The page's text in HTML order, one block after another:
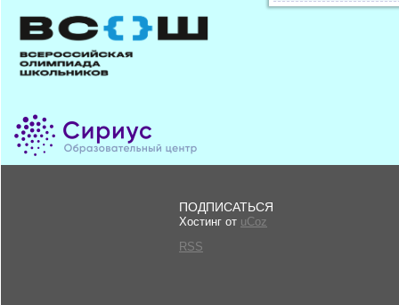
ПОДПИСАТЬСЯ
Хостинг от uCoz
RSS